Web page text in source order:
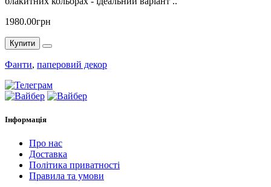
1980.00грн
Купити
Фанти, паперовий декор
Інформація
Про нас
Доставка
Політика приватності
Правила та умови